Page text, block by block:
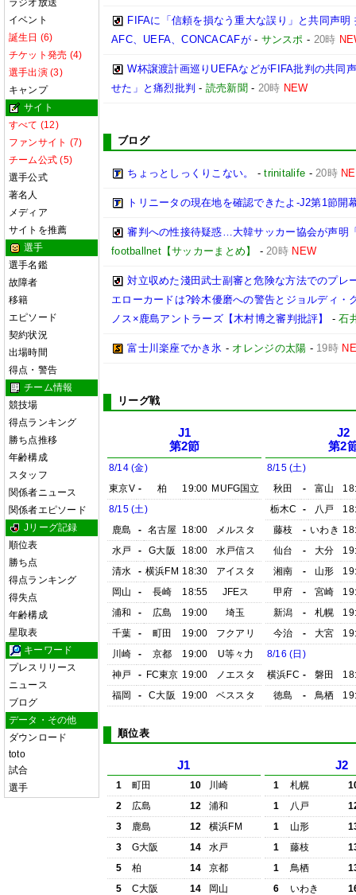
ラジオ放送
イベント
誕生日 (6)
チケット発売 (4)
選手出演 (3)
キャンプ
サイト
すべて (12)
ファンサイト (7)
チーム公式 (5)
選手公式
著名人
メディア
サイトを推薦
選手
選手名鑑
故障者
移籍
エピソード
契約状況
出場時間
得点・警告
チーム情報
競技場
得点ランキング
勝ち点推移
年齢構成
スタッフ
関係者ニュース
関係者エピソード
Jリーグ記録
順位表
勝ち点
得点ランキング
得失点
年齢構成
星取表
キーワード
プレスリリース
ニュース
ブログ
データ・その他
ダウンロード
toto
試合
選手
FIFAに「信頼を損なう重大な誤り」と共同声
AFC、UEFA、CONCACAFが- サンスポ - 20時
W杯譲渡計画巡りUEFAなどがFIFA批判の共同
せた」と痛烈批判 - 読売新聞 - 20時 NEW
ブログ
ちょっとしっくりこない。 -trinitalife -20時
トリニータの現在地を確認できたよ-J2第1節開
審判への性接待疑惑…大韓サッカー協会が声明
footballnet【サッカーまとめ】
-20時 NEW
対立収めた淺田武士副審と危険な方法でのプレ
エローカードは?鈴木優磨への警告とジョルディ
ノス×鹿島アントラーズ【木村博之審判批評】
-石
富士川楽座でかき氷 - オレンジの太陽 - 19時
リーグ戦
J1
第2節
8/14 (金)
東京V - 柏 19:00 MUFG国立
8/15 (土)
鹿島
- 名古屋 18:00
メルスタ
水戸
- G大阪 18:00
水戸信ス
清水
- 横浜FM 18:30
アイスタ
岡山
- 長崎 18:55
JFEス
浦和
- 広島 19:00
埼玉
千葉
- 町田 19:00
フクアリ
川崎
- 京都 19:00
U等々力
神戸
- FC東京 19:00
ノエスタ
福岡
- C大阪 19:00 ベススタ
J2
第2
8/15 (土)
秋田
- 富山
栃木C
- 八戸
藤枝
- いわき
仙台
- 大分
湘南
- 山形
甲府
- 宮崎
新潟
- 札幌
今治
- 大宮
8/16 (日)
横浜FC - 磐田
徳島
- 鳥栖
順位表
J1
1 町田 10
川崎
2
広島 12
浦和
3
鹿島 12
横浜FM
3
G大阪 14
水戸
5
柏 14
京都
5
C大阪 14
岡山
J2
1 札幌
1
八戸
1
山形
1
藤枝
1
鳥栖
6
いわき